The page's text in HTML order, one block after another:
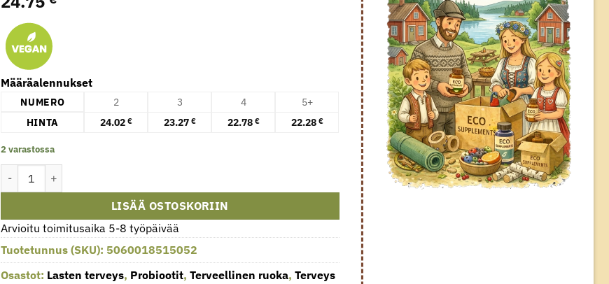
Määräalennukset
NUMERO 2 3 4
5+
HINTA
24.02 € 23.27 € 22.78 € 22.28 €
2 varastossa
LISÄÄ OSTOSKORIIN
Arvioitu toimitusaika 5-8 työpäivää
Tuotetunnus (SKU): 5060018515052
Osastot: Lasten terveys, Probiootit,Terveellinen ruoka,Terveys